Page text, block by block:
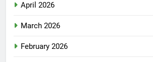
April 2026
March 2026
February 2026